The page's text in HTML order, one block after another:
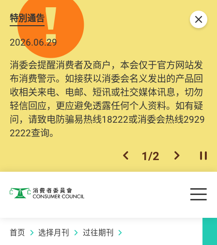
特別通告
2026.06.29
消委会提醒消费者及商户，本会仅于官方网站发
布消费警示。如接获以消委会名义发出的产品回
收相关来电、电邮、短讯或社交媒体讯息，切勿
轻信回应，更应避免透露任何个人资料。如有疑
问，请致电防骗易热线18222或消委会热线2929
2222查询。
上一个
1/2 下一个开
关闭
消费者委员会 目
首页 选择月刊 过往期刊